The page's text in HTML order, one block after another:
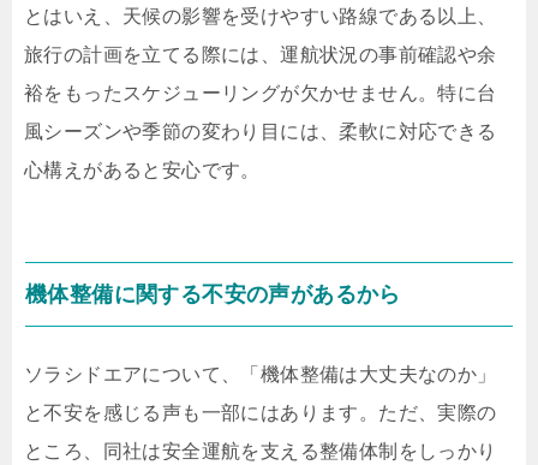
とはいえ、天候の影響を受けやすい路線である以上、
旅行の計画を立てる際には、運航状況の事前確認や余
裕をもったスケジューリングが欠かせません。特に台
風シーズンや季節の変わり目には、柔軟に対応できる
心構えがあると安心です。
機体整備に関する不安の声があるから
ソラシドエアについて、「機体整備は大丈夫なのか」
と不安を感じる声も一部にはあります。ただ、実際の
ところ、同社は安全運航を支える整備体制をしっかり